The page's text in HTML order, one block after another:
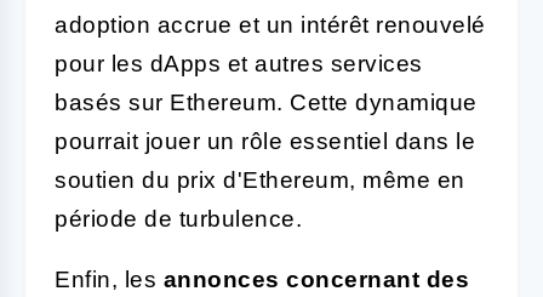
adoption accrue et un intérêt renouvelé
pour les dApps et autres services
basés sur Ethereum. Cette dynamique
pourrait jouer un rôle essentiel dans le
soutien du prix d'Ethereum, même en
période de turbulence.
Enfin, les annonces concernant des